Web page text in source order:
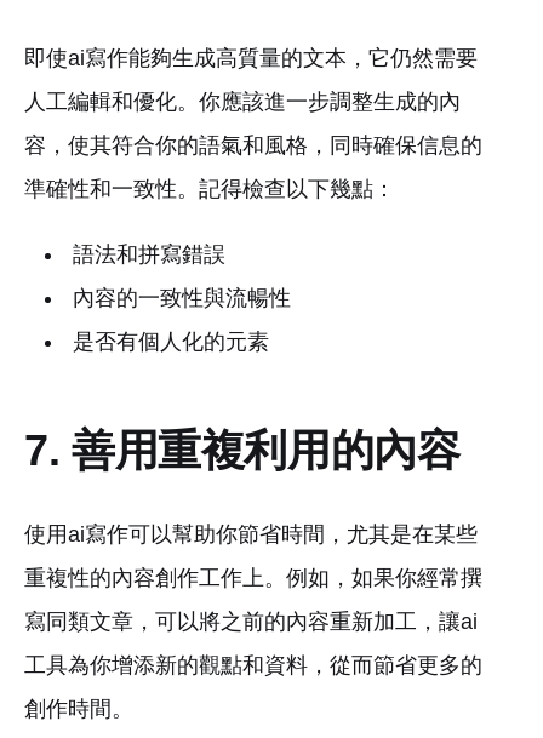
即使ai寫作能夠生成高質量的文本，它仍然需要
人工編輯和優化。你應該進一步調整生成的內
容，使其符合你的語氣和風格，同時確保信息的
準確性和一致性。記得檢查以下幾點：
語法和拼寫錯誤
內容的一致性與流暢性
是否有個人化的元素
7. 善用重複利用的內容
使用ai寫作可以幫助你節省時間，尤其是在某些
重複性的內容創作工作上。例如，如果你經常撰
寫同類文章，可以將之前的內容重新加工，讓ai
工具為你增添新的觀點和資料，從而節省更多的
創作時間。